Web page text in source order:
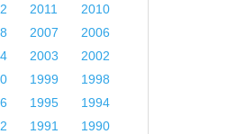
2011
2010
2007
2006
2003
2002
1999
1998
1995
1994
1991
1990